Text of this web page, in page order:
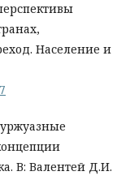
Население и
В: Валентей Д.И.